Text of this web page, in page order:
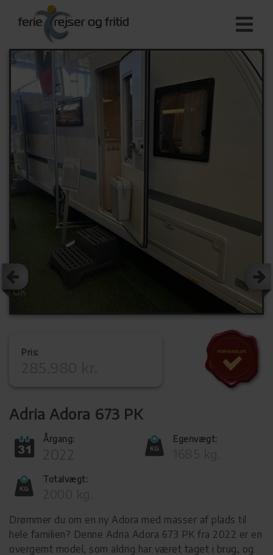
Pris:
Adria Adora 673 PK
Årgang: Egenvægt:
Totalvægt:
Drømmer du om en ny Adora med masser af plads til
hele familien? Denne Adria Adora 673 PK fra 2022 er en
overgemt model, som aldrig har været taget i brug, og